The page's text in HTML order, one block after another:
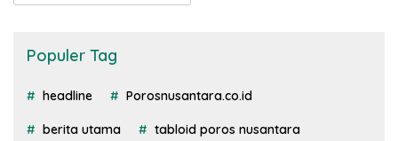
Populer Tag
headline Porosnusantara.co.id
berita utama tabloid poros nusantara